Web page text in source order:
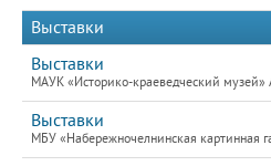
Выставки
Выставки
МАУК «Историко-краеведческий
Выставки
МБУ «Набережночелнинская картинная